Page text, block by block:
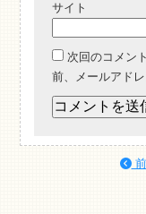
サイト
次回のコメン
前、メールアド
前